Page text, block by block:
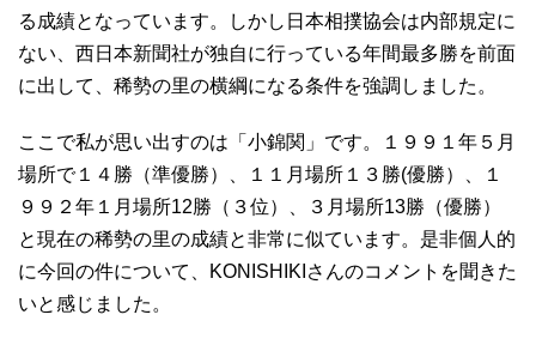
る成績となっています。しかし日本相撲協会は内部規定に
ない、西日本新聞社が独自に行っている年間最多勝を前面
に出して、稀勢の里の横綱になる条件を強調しました。
ここで私が思い出すのは「小錦関」です。１９９１年５月
場所で１４勝（準優勝）、１１月場所１３勝(優勝）、１
９９２年１月場所12勝（３位）、３月場所13勝（優勝）
と現在の稀勢の里の成績と非常に似ています。是非個人的
に今回の件について、KONISHIKIさんのコメントを聞きた
いと感じました。